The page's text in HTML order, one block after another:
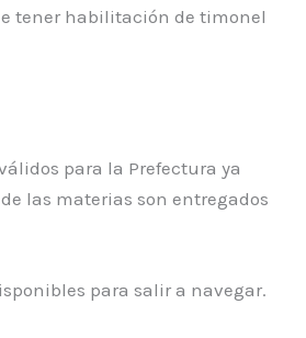
tener habilitación de timonel
para la Prefectura ya
las materias son entregados
para salir a navegar.